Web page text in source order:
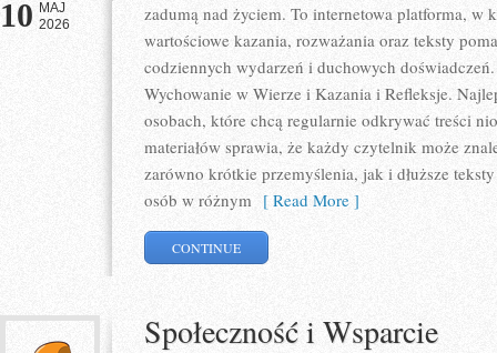
10 MAJ
2026
zadumą nad życiem. To internetowa platforma, w
wartościowe kazania, rozważania oraz teksty
codziennych wydarzeń i duchowych
Wychowanie w Wierze i Kazania i Refleksje.
osobach, które chcą regularnie odkrywać treści
materiałów sprawia, że każdy czytelnik może
zarówno krótkie przemyślenia, jak i dłuższe
osób w różnym [ Read More ]
CONTINUE
Społeczność i Wsparcie